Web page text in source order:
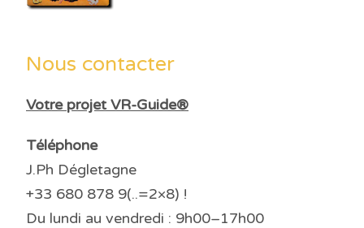
Nous contacter
Votre projet VR-Guide®
Téléphone
J.Ph Dégletagne
+33 680 878 9(..=2×8) !
Du lundi au vendredi : 9h00–17h00